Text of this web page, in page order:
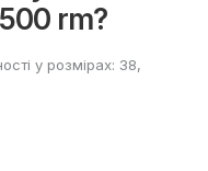
rm?
у розмірах: 38,